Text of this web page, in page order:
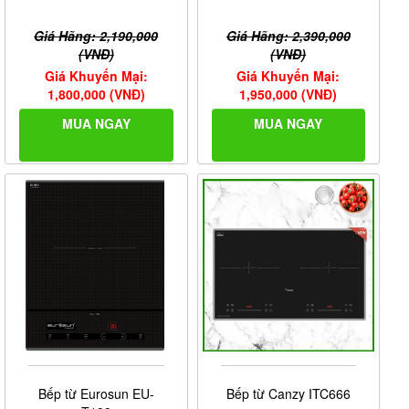
Dây điện
Bếp sử dụng hệ thống dây điện đấu trực tiếp vào
aptomat, bạn nên sử dụng riêng một aptomat riêng cho
bếp để bảo vệ linh kiện bên trong thân vỏ của bếp.
Bếp có kích thước phổ biến giúp việc thay thế các bếp
Giá Hãng: 2,190,000
(VNĐ)
Giá Khuyến Mại:
1,800,000 (VNĐ)
MUA NGAY
Giá Hãng: 2,390,000
(VNĐ)
Giá Khuyến Mại:
1,950,000 (VNĐ)
MUA NGAY
Bếp từ Eurosun EU-
Bếp từ Canzy ITC666